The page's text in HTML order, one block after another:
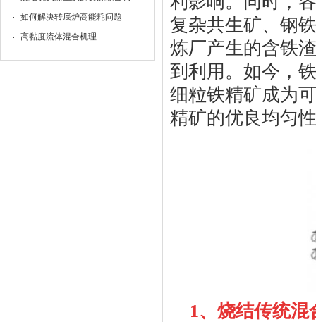
如何解决转底炉高能耗问题
高黏度流体混合机理
复杂共生矿、钢
炼厂产生的含铁
到利用。如今，
细粒铁精矿成为
精矿的优良均匀
1、烧结传统混